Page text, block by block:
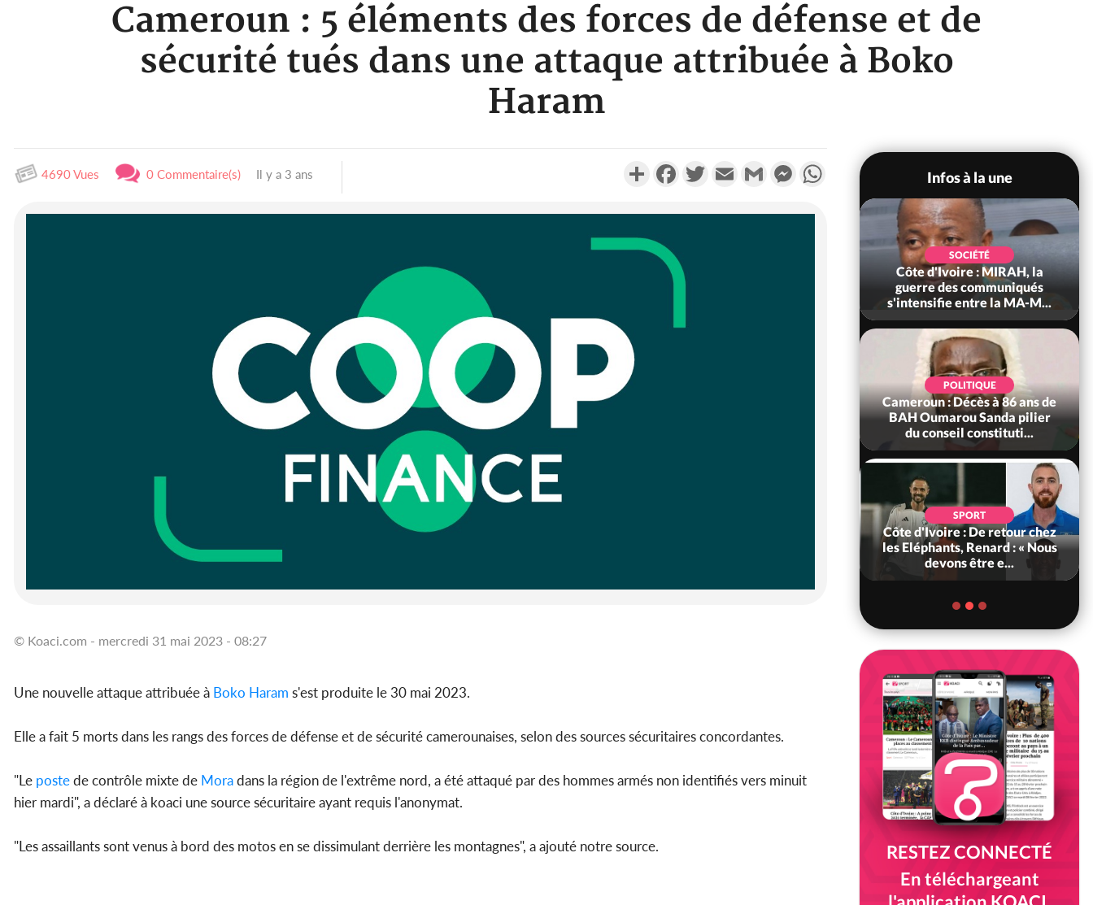
Cameroun : 5 éléments des forces de défense et de
sécurité tués dans une attaque attribuée à Boko
Haram
4690 Vues 0 Commentaire(s) Il y a 3 ans PartagerFacebookTwitterEmail Gmail MessengerWhatsApp
© Koaci.com - mercredi 31 mai 2023 - 08:27
Une nouvelle attaque attribuée à Boko Haram s'est produite le 30 mai 2023.
Elle a fait 5 morts dans les rangs des forces de défense et de sécurité camerounaises, selon des sources sécuritaires concordantes.
"Le postede contrôle mixte de Moradans la région de l'extrême nord, a été attaqué par des hommes armés non identifiés vers minuit
hier mardi", a déclaré à koaci une source sécuritaire ayant requis l'anonymat.
"Les assaillants sont venus à bord des motos en se dissimulant derrière les montagnes", a ajouté notre source.
Infos à la une
Côte d'Ivoire : Man, deux
personnes périssent dans un
SOCIÉTÉ
Côte d'Ivoire : MIRAH, la
guerre des communiqués
s'intensifie entre la MA-M...
POLITIQUE
Cameroun : Décès à 86 ans de
BAH Oumarou Sanda pilier
du conseil constituti...
SPORT
Côte d'Ivoire : De retour chez
les Eléphants, Renard : « Nous
devons être e...
RESTEZ CONNECTÉ
En téléchargeant